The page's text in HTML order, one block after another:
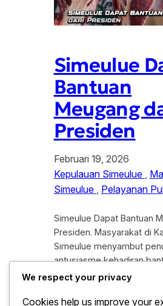
Simeulue
Bantuan
Meugang
Presiden
Februari 19, 2026
Kepulauan Simeulue ,
Simeulue , Pelayanan
Simeulue Dapat Bantuan
Presiden. Masyarakat di
Simeulue menyambut
antusiasme kehadiran
dari Presiden Republik
tahun 2026. Bantuan ini
We respect your privacy
Cookies help us improve your